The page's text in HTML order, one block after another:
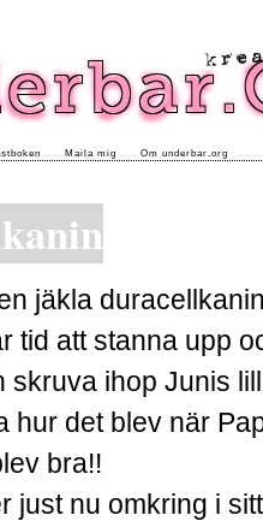
Maila mig Om underbar.org
jäkla
tid att stanna upp
skruva ihop Junis
hur det blev när
bra!!
just nu omkring i